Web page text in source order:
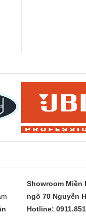
Showroom Miền
ngõ 70 Nguyễn
Hotline: